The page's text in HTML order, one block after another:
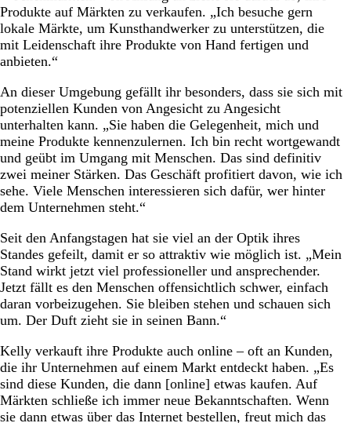
Produkte auf Märkten zu verkaufen. „Ich besuche gern
lokale Märkte, um Kunsthandwerker zu unterstützen, die
mit Leidenschaft ihre Produkte von Hand fertigen und
anbieten.“
An dieser Umgebung gefällt ihr besonders, dass sie sich mit
potenziellen Kunden von Angesicht zu Angesicht
unterhalten kann. „Sie haben die Gelegenheit, mich und
meine Produkte kennenzulernen. Ich bin recht wortgewandt
und geübt im Umgang mit Menschen. Das sind definitiv
zwei meiner Stärken. Das Geschäft profitiert davon, wie ich
sehe. Viele Menschen interessieren sich dafür, wer hinter
dem Unternehmen steht.“
Seit den Anfangstagen hat sie viel an der Optik ihres
Standes gefeilt, damit er so attraktiv wie möglich ist. „Mein
Stand wirkt jetzt viel professioneller und ansprechender.
Jetzt fällt es den Menschen offensichtlich schwer, einfach
daran vorbeizugehen. Sie bleiben stehen und schauen sich
um. Der Duft zieht sie in seinen Bann.“
Kelly verkauft ihre Produkte auch online – oft an Kunden,
die ihr Unternehmen auf einem Markt entdeckt haben. „Es
sind diese Kunden, die dann [online] etwas kaufen. Auf
Märkten schließe ich immer neue Bekanntschaften. Wenn
sie dann etwas über das Internet bestellen, freut mich das